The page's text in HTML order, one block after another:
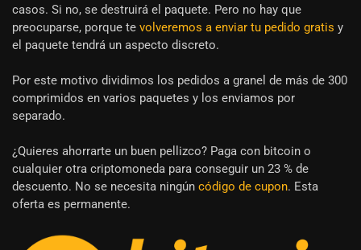
casos. Si no, se destruirá el paquete. Pero no hay que
preocuparse, porque te volveremos a enviar tu pedido gratis y
el paquete tendrá un aspecto discreto.
Por este motivo dividimos los pedidos a granel de más de 300
comprimidos en varios paquetes y los enviamos por
separado.
¿Quieres ahorrarte un buen pellizco? Paga con bitcoin o
cualquier otra criptomoneda para conseguir un 23 % de
descuento. No se necesita ningún código de cupon. Esta
oferta es permanente.